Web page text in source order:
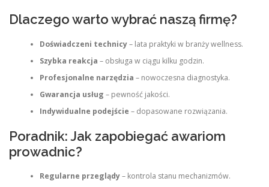
Dlaczego warto wybrać naszą firmę?
Doświadczeni technicy– lata praktyki w branży wellness.
Szybka reakcja – obsługa w ciągu kilku godzin.
Profesjonalne narzędzia – nowoczesna diagnostyka.
Gwarancja usług – pewność jakości.
Indywidualne podejście – dopasowane rozwiązania.
Poradnik: Jak zapobiegać awariom
prowadnic?
Regularne przeglądy– kontrola stanu mechanizmów.